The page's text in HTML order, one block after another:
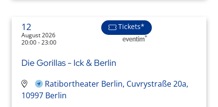
12
August 2026
20:00 - 23:00
Tickets*
Die Gorillas - Ick & Berlin
Ratibortheater Berlin, Cuvrystraße 20a,
10997 Berlin